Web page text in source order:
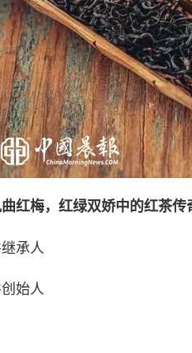
红梅，红绿双娇中的红茶传
承人
始人